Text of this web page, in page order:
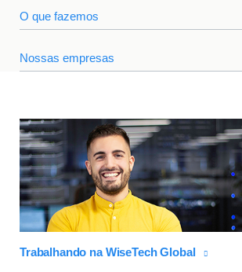
O que fazemos
Nossas empresas
Trabalhando na WiseTech Global